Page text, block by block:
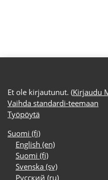
Et ole kirjautunut. (Kirjaudu
Vaihda standardi-teemaan
Työpöytä
Suomi ‎(fi)‎
English ‎(en)‎
Suomi ‎(fi)‎
Svenska ‎(sv)‎
Русский ‎(ru)‎